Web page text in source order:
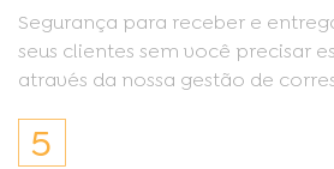
Segurança para receber e
seus clientes sem você precisar
através da nossa gestão de
5